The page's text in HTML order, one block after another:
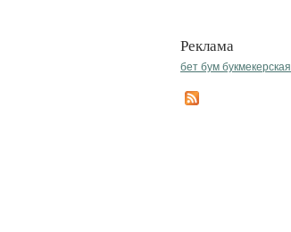
Реклама
бет бум букмекерская